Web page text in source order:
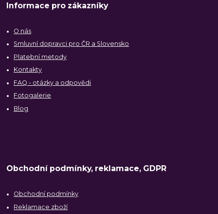
Informace pro zákazníky
O nás
Smluvní dopravci pro ČR a Slovensko
Platební metody
Kontakty
FAQ - otázky a odpovědi
Fotogalerie
Blog
Obchodní podmínky, reklamace, GDPR
Obchodní podmínky
Reklamace zboží